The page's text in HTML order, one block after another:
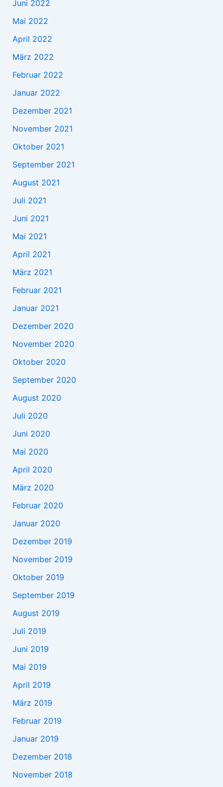
Juni 2022
Mai 2022
April 2022
März 2022
Februar 2022
Januar 2022
Dezember 2021
November 2021
Oktober 2021
September 2021
August 2021
Juli 2021
Juni 2021
Mai 2021
April 2021
März 2021
Februar 2021
Januar 2021
Dezember 2020
November 2020
Oktober 2020
September 2020
August 2020
Juli 2020
Juni 2020
Mai 2020
April 2020
März 2020
Februar 2020
Januar 2020
Dezember 2019
November 2019
Oktober 2019
September 2019
August 2019
Juli 2019
Juni 2019
Mai 2019
April 2019
März 2019
Februar 2019
Januar 2019
Dezember 2018
November 2018